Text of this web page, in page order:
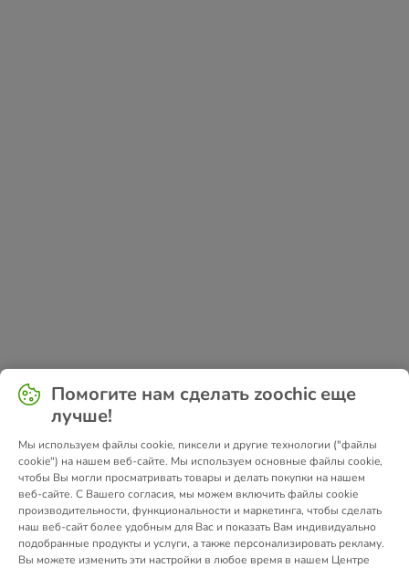
Application error: a
-side exception has occurred while
loading www.zoochic-eu.ru (see the
for more
Помогите нам сделать zoochic еще
лучше!
Мы используем файлы cookie, пиксели и другие технологии ("файлы
cookie") на нашем веб-сайте. Мы используем основные файлы cookie,
чтобы Вы могли просматривать товары и делать покупки на нашем
веб-сайте. С Вашего согласия, мы можем включить файлы cookie
производительности, функциональности и маркетинга, чтобы сделать
наш веб-сайт более удобным для Вас и показать Вам индивидуально
подобранные продукты и услуги, а также персонализировать рекламу.
Вы можете изменить эти настройки в любое время в нашем Центре